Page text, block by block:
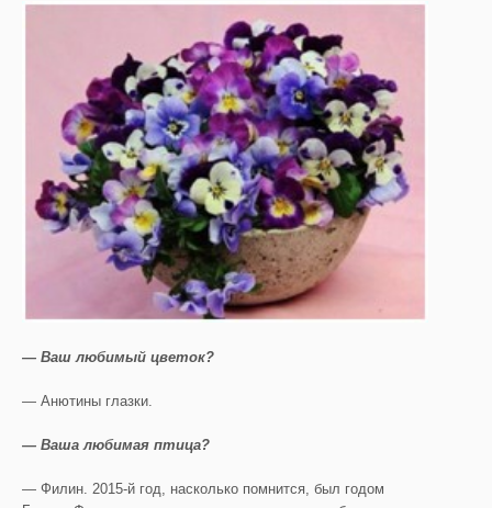
— Ваш любимый цветок?
— Анютины глазки.
— Ваша любимая птица?
— Филин. 2015-й год, насколько помнится, был годом